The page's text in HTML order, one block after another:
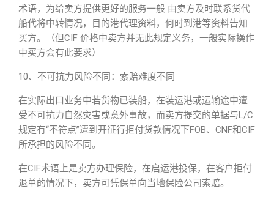
术语，为给卖方提供更好的服务一般 由卖方及时联系货代
船代将中转情况，目的港代理资料，何时到港等资料告知
买方。（但CIF 价格中卖方并无此规定义务，一般实际操作
中买方会有此要求）
10、不可抗力风险不同：索赔难度不同
在实际出口业务中若货物已装船，在装运港或运输途中遭
受不可抗力自然灾害或意外事故，而卖方提交的单据与L/C
规定有“不符点”遭到开征行拒付货款情况下FOB、CNF和CIF
所承担的风险不同。
在CIF术语上是卖方办理保险，在启运港投保，在客户拒付
退单的情况下，卖方可凭保单向当地保险公司索赔。